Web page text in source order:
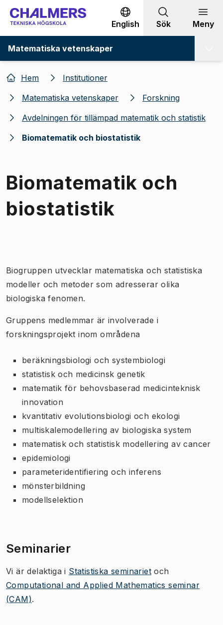
Gå till innehållet
English Sök Meny
Matematiska vetenskaper
Hem
Institutioner
Matematiska vetenskaper
Forskning
Avdelningen för tillämpad matematik och statistik
Biomatematik och biostatistik
Biomatematik och
biostatistik
Biogruppen utvecklar matematiska och statistiska
modeller och metoder som adresserar olika
biologiska fenomen.
Gruppens medlemmar är involverade i
forskningsprojekt inom områdena
beräkningsbiologi och systembiologi
statistisk och medicinsk genetik
matematik för behovsbaserad medicinteknisk
innovation
kvantitativ evolutionsbiologi och ekologi
multiskalemodellering av biologiska system
matematisk och statistisk modellering av cancer
epidemiologi
parameteridentifiering och inferens
mönsterbildning
modellselektion
Seminarier
Vi är delaktiga i Statistiska seminariet och
Computational and Applied Mathematics seminar
(CAM).